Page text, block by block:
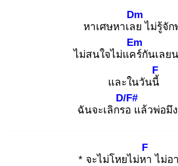
หาเศษหาเลย
Dm
ไม่รู้จัก
ไม่สนใจไม่แคร์
Em
กันเลย
และในวันนี้
F
ฉันจะเลิกรอ
D/F#
แล้วพ่อมึง
* จะไม่โหยไม่หา
F
ไม่อ